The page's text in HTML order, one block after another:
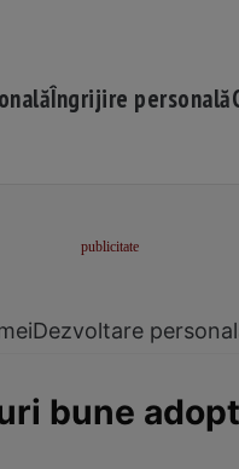
Îngrijire personală
Dezvoltare
bune